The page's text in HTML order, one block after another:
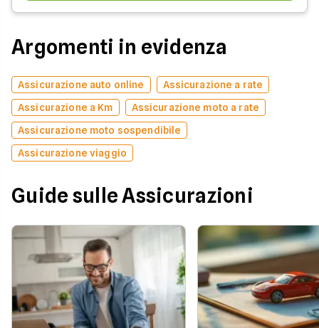
Argomenti in evidenza
Assicurazione auto online
Assicurazione a rate
Assicurazione a Km
Assicurazione moto a rate
Assicurazione moto sospendibile
Assicurazione viaggio
Guide sulle Assicurazioni